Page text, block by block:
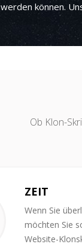
werden können.
Ob Klon-
ZEIT
Wenn Sie
möchten Sie
Website-